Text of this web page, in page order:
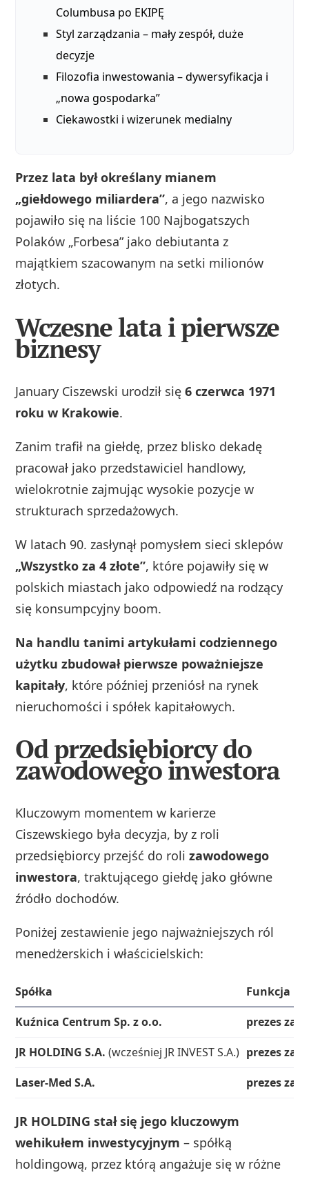
Columbusa po EKIPĘ
Styl zarządzania – mały zespół, duże
decyzje
Filozofia inwestowania – dywersyfikacja i
„nowa gospodarka”
Ciekawostki i wizerunek medialny
Przez lata był określany mianem
„giełdowego miliardera”, a jego nazwisko
pojawiło się na liście 100 Najbogatszych
Polaków „Forbesa” jako debiutanta z
majątkiem szacowanym na setki milionów
złotych.
Wczesne lata i pierwsze
biznesy
January Ciszewski urodził się6 czerwca 1971
roku w Krakowie.
Zanim trafił na giełdę, przez blisko dekadę
pracował jako przedstawiciel handlowy,
wielokrotnie zajmując wysokie pozycje w
strukturach sprzedażowych.
W latach 90. zasłynął pomysłem sieci sklepów
„Wszystko za 4 złote”, które pojawiły się w
polskich miastach jako odpowiedź na rodzący
się konsumpcyjny boom.
Na handlu tanimi artykułami codziennego
użytku zbudował pierwsze poważniejsze
kapitały, które później przeniósł na rynek
nieruchomości i spółek kapitałowych.
Od przedsiębiorcy do
zawodowego inwestora
Kluczowym momentem w karierze
Ciszewskiego była decyzja, by z roli
przedsiębiorcy przejść do rolizawodowego
inwestora, traktującego giełdę jako główne
źródło dochodów.
Poniżej zestawienie jego najważniejszych ról
menedżerskich i właścicielskich:
Spółka
Funkcja
Kuźnica Centrum Sp. z o.o.
prezes
JR HOLDING S.A. (wcześniej JR INVEST S.A.) prezes
Laser-Med S.A.
prezes
JR HOLDING stał się jego kluczowym
wehikułem inwestycyjnym – spółką
holdingową, przez którą angażuje się w różne